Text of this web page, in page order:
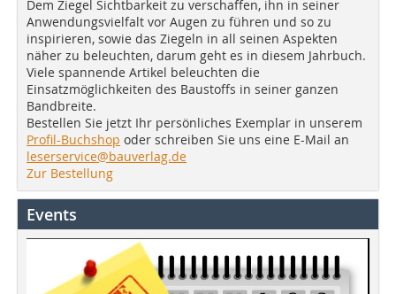
Dem Ziegel Sichtbarkeit zu verschaffen, ihn in seiner
Anwendungsvielfalt vor Augen zu führen und so zu
inspirieren, sowie das Ziegeln in all seinen Aspekten
näher zu beleuchten, darum geht es in diesem Jahrbuch.
Viele spannende Artikel beleuchten die
Einsatzmöglichkeiten des Baustoffs in seiner ganzen
Bandbreite.
Bestellen Sie jetzt Ihr persönliches Exemplar in unserem
Profil-Buchshop oder schreiben Sie uns eine E-Mail an
leserservice@bauverlag.de
Zur Bestellung
Events